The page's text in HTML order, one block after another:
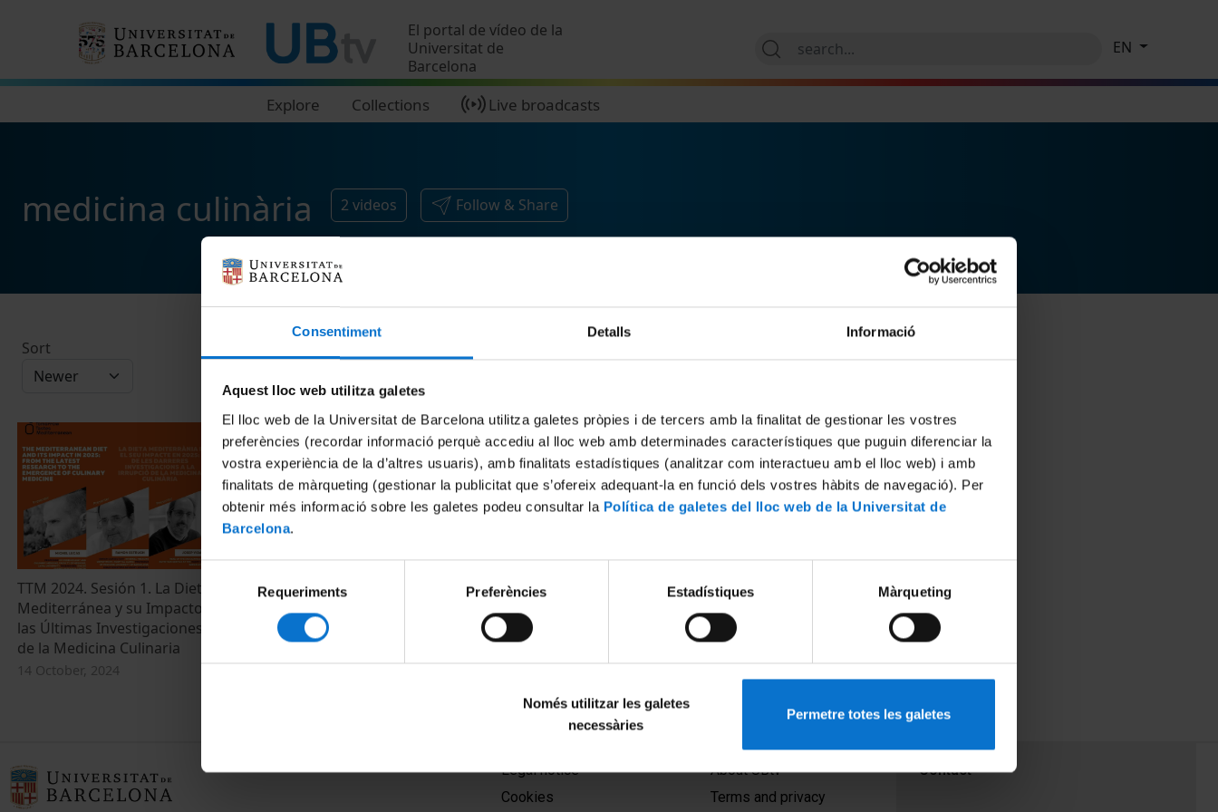
Consentiment Detalls Informació
Aquest lloc web utilitza galetes
El lloc web de la Universitat de Barcelona utilitza galetes pròpies i de tercers amb la finalitat de gestionar les vostres
preferències (recordar informació perquè accediu al lloc web amb determinades característiques que puguin diferenciar la
vostra experiència de la d’altres usuaris), amb finalitats estadístiques (analitzar com interactueu amb el lloc web) i amb
finalitats de màrqueting (gestionar la publicitat que s’ofereix adequant-la en funció dels vostres hàbits de navegació). Per
obtenir més informació sobre les galetes podeu consultar la Política de galetes del lloc web de la Universitat de
Barcelona.
Selecció
de
consentiment
Requeriments Preferències Estadístiques Màrqueting
Només utilitzar les galetes
necessàries
Permetre totes les galetes
El portal de vídeo de la
Universitat de
Barcelona
Explore Collections Live broadcasts
EN
medicina culinària 2 videos Follow & Share
Sort
TTM 2024. Sesión 1. La Dieta
Mediterránea y su Impacto en 2025: De
las Últimas Investigaciones a la Irrupción
de la Medicina Culinaria
14 October, 2024
TTM 2024. Session 1. The Mediterranean
Diet and its Impact in 2025 - From the
Latest Research to the Emergence of
Culinary Medicine
Legal notice
Cookies
About UBtv
Terms and privacy
Contact